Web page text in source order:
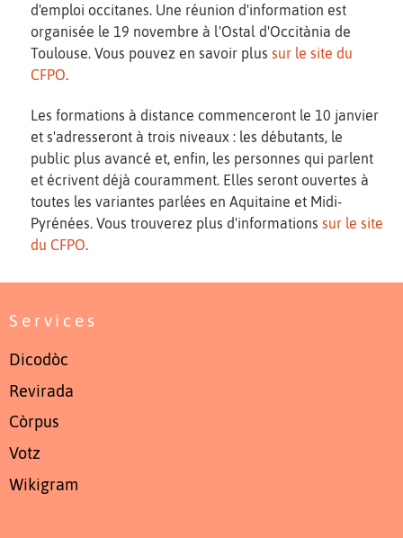
d'emploi occitanes. Une réunion d'information est
organisée le 19 novembre à l'Ostal d'Occitània de
Toulouse. Vous pouvez en savoir plus sur le site du
CFPO.
Les formations à distance commenceront le 10 janvier
et s'adresseront à trois niveaux : les débutants, le
public plus avancé et, enfin, les personnes qui parlent
et écrivent déjà couramment. Elles seront ouvertes à
toutes les variantes parlées en Aquitaine et Midi-
Pyrénées. Vous trouverez plus d'informations sur le site
du CFPO.
Services
Dicodòc
Revirada
Còrpus
Votz
Wikigram